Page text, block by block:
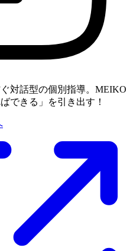
対話型の個別指導。MEIKO
できる」を引き出す！